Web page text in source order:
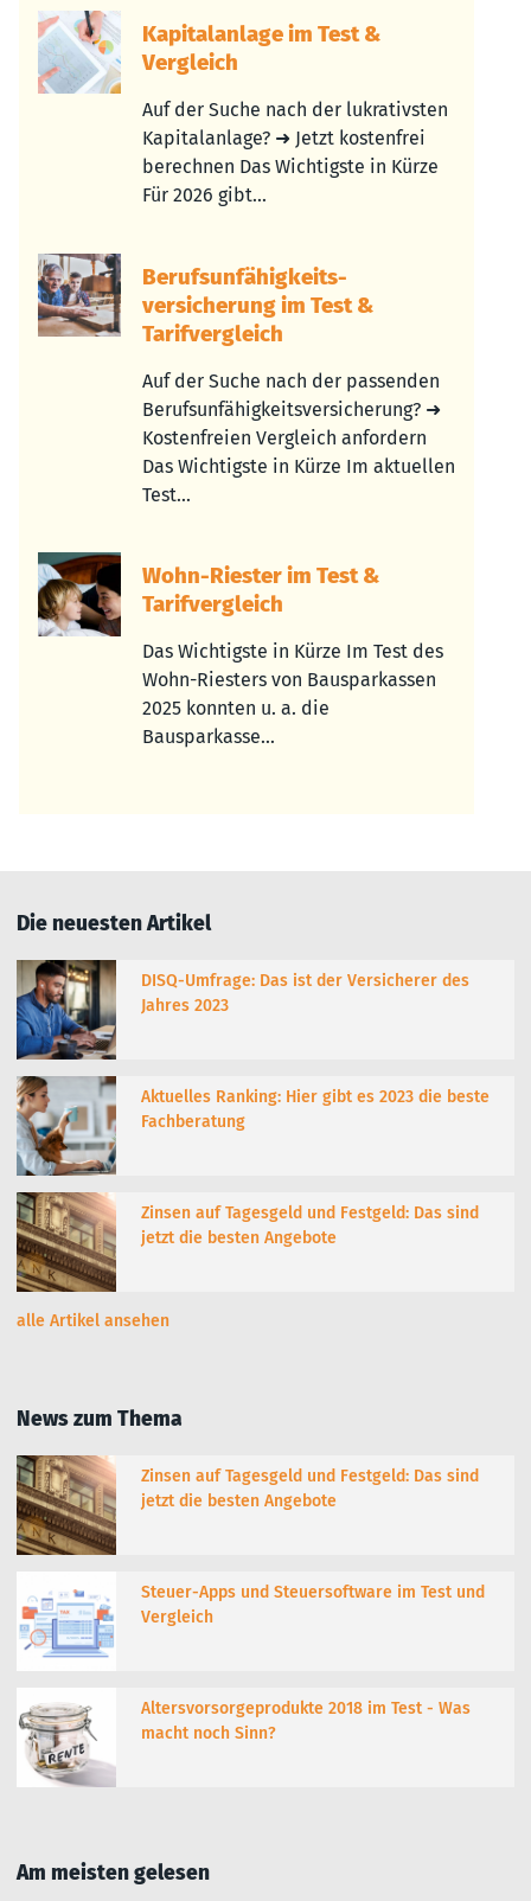
Kapitalanlage im Test &
Vergleich
Auf der Suche nach der lukrativsten
Kapitalanlage? ➜ Jetzt kostenfrei
berechnen Das Wichtigste in Kürze
Für 2026 gibt...
Berufs­unfähigkeits­
versicherung im Test &
Tarifvergleich
Auf der Suche nach der passenden
Berufsunfähigkeitsversicherung? ➜
Kostenfreien Vergleich anfordern
Das Wichtigste in Kürze Im aktuellen
Test...
Wohn-Riester im Test &
Tarifvergleich
Das Wichtigste in Kürze Im Test des
Wohn-Riesters von Bausparkassen
2025 konnten u. a. die
Bausparkasse...
Die neuesten Artikel
DISQ-Umfrage: Das ist der Versicherer des
Jahres 2023
Aktuelles Ranking: Hier gibt es 2023 die beste
Fachberatung
Zinsen auf Tagesgeld und Festgeld: Das sind
jetzt die besten Angebote
alle Artikel ansehen
News zum Thema
Zinsen auf Tagesgeld und Festgeld: Das sind
jetzt die besten Angebote
Steuer-Apps und Steuersoftware im Test und
Vergleich
Altersvorsorgeprodukte 2018 im Test - Was
macht noch Sinn?
Am meisten gelesen